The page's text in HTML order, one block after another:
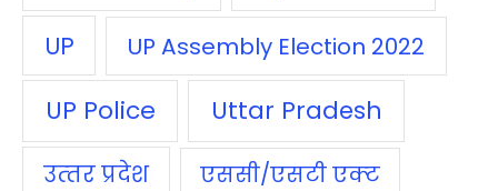
UP UP Assembly Election 2022
UP Police Uttar Pradesh
उत्‍तर प्रदेश एससी/एसटी एक्‍ट